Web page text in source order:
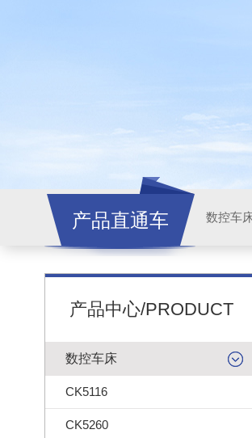
产品直通车
产品中心/PRODUCT
数控车床
CK5116
CK5260